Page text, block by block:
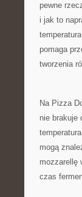
pewne
i jak to
pomaga
tworzenia
Na Pizza
nie brakuje
mogą
mozzarellę
czas